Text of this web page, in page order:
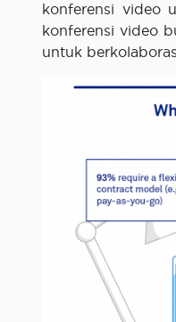
konferensi video
konferensi video
untuk